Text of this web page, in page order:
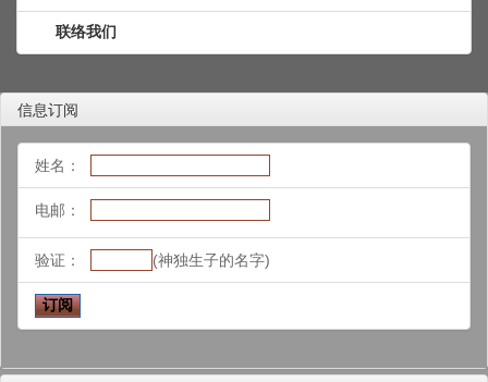
联络我们
信息订阅
姓名：
电邮：
验证： (神独生子的名字)